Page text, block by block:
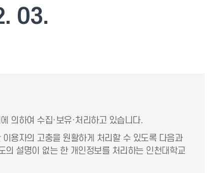
03.
의하여 수집·보유·처리하고 있습니다.
용자의 고충을 원활하게 처리할 수 있도록 다음과
설명이 없는 한 개인정보를 처리하는 인천대학교